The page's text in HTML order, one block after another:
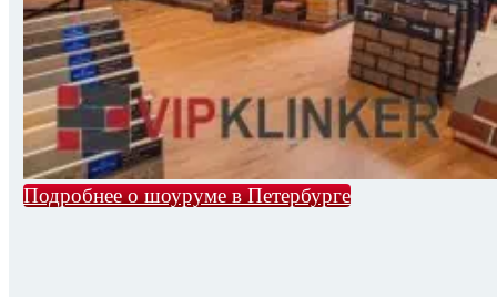
Подробнее о шоуруме в Петербурге